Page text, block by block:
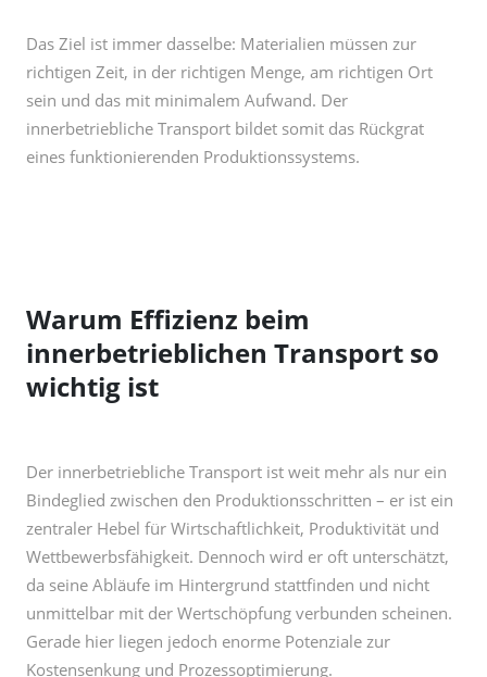
innerbetriebliche Transport bildet somit das Rückgrat
eines funktionierenden Produktionssystems.
wichtig ist
Der innerbetriebliche Transport ist weit mehr als nur ein
Wettbewerbsfähigkeit. Dennoch wird er oft unterschätzt,
da seine Abläufe im Hintergrund stattfinden und nicht
unmittelbar mit der Wertschöpfung verbunden scheinen.
Gerade hier liegen jedoch enorme Potenziale zur
Kostensenkung und Prozessoptimierung.
Studien zeigen, dass 20 bis 30 Prozent der gesamten
Produktionskosten direkt oder indirekt auf den